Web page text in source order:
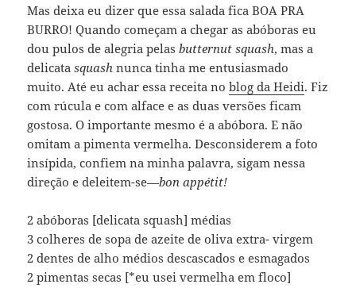
Mas deixa eu dizer que essa salada fica BOA PRA
BURRO! Quando começam a chegar as abóboras eu
dou pulos de alegria pelasbutternut squash, mas a
delicatasquash nunca tinha me entusiasmado
muito. Até eu achar essa receita noblog da Heidi. Fiz
com rúcula e com alface e as duas versões ficam
gostosa. O importante mesmo é a abóbora. E não
omitam a pimenta vermelha. Desconsiderem a foto
insípida, confiem na minha palavra, sigam nessa
direção e deleitem-se—bon appétit!
2 abóboras [delicata squash] médias
3 colheres de sopa de azeite de oliva extra- virgem
2 dentes de alho médios descascados e esmagados
2 pimentas secas [*eu usei vermelha em floco]